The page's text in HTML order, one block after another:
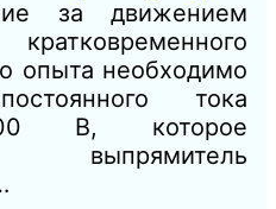
за движением
опыта необходимо
тока
В, которое
выпрямитель